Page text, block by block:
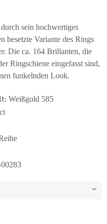
sein hochwertiges
besetzte Variante des Rings
Die ca. 164 Brillanten, die
Ringschiene eingefasst sind,
funkelnden Look.
Weißgold 585